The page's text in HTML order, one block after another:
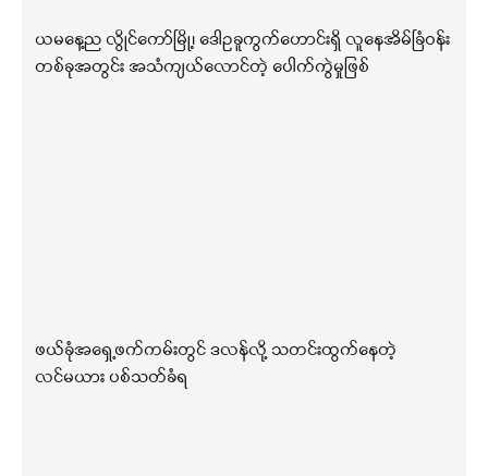
ယမနေ့ည လွိုင်ကော်မြို့၊ ဒေါဥခူကွက်ဟောင်းရှိ လူနေအိမ်ခြံဝန်း
တစ်ခုအတွင်း အသံကျယ်လောင်တဲ့ ပေါက်ကွဲမှုဖြစ်
ဖယ်ခုံအရှေ့ဖက်ကမ်းတွင် ဒလန်လို့ သတင်းထွက်နေတဲ့
လင်မယား ပစ်သတ်ခံရ